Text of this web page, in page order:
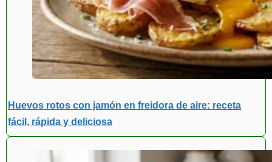
Huevos rotos con jamón en freidora de aire: receta
fácil, rápida y deliciosa